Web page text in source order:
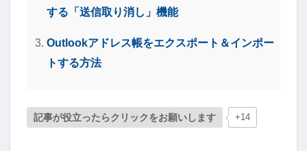
する「送信取り消し」機能
Outlookアドレス帳をエクスポート＆インポー
トする方法
記事が役立ったらクリックをお願いします +14